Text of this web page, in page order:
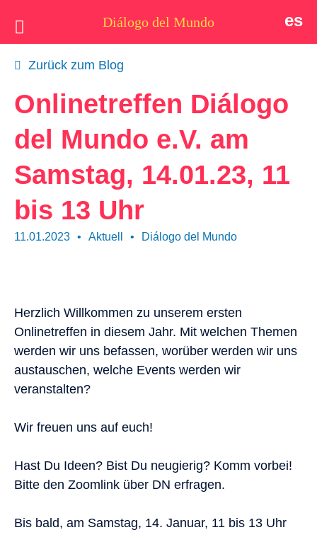
Diálogo del Mundo es
Idee
Aktuell
Thema
Unterstützen
Kontakt
Zurück zum Blog
Onlinetreffen Diálogo
del Mundo e.V. am
Samstag, 14.01.23, 11
bis 13 Uhr
11.01.2023 • Aktuell • Diálogo del Mundo
Herzlich Willkommen zu unserem ersten
Onlinetreffen in diesem Jahr. Mit welchen Themen
werden wir uns befassen, worüber werden wir uns
austauschen, welche Events werden wir
veranstalten?
Wir freuen uns auf euch!
Hast Du Ideen? Bist Du neugierig? Komm vorbei!
Bitte den Zoomlink über DN erfragen.
Bis bald, am Samstag, 14. Januar, 11 bis 13 Uhr